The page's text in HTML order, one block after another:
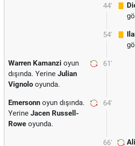
44'
54'
61'
Warren Kamanzi oyun
dışında. Yerine Julian
Vignolo oyunda.
64'
Emersonn oyun dışında.
Yerine Jacen Russell-
Rowe oyunda.
66'